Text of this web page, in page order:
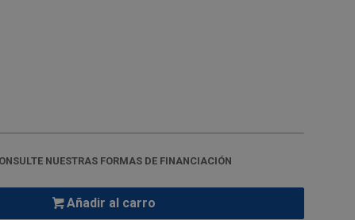
NUESTRAS FORMAS DE FINANCIACIÓN
Añadir al carro